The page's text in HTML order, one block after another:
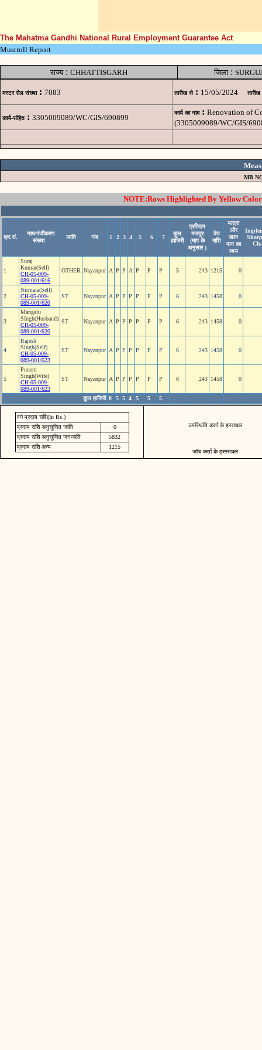
The Mahatma Gandhi National Rural Employment Guarantee Act
Mustroll Report
राज्य: CHHATTISGARH जिला:
मस्टर रोल संख्या : 7083 तारीख से : 15/05/2024 तारीख
कार्य-संहित : 3305009089/WC/GIS/690899
कार्य का नाम : Renovation of
(3305009089/WC/GIS/
MB
NOTE:Rows Highlighted By Yellow
क्र.सं.
नाम/पंजीकरण
संख्या
जाति गांव 1 2 3 4 5 6 7
कुल
हाजिरी
प्रतिदन
मजदूर
(माप के
अनुसार )
देय
राशि
यात्रा
और
खान
पान का
व्यय
1
Suraj
Kumar(Self)
CH-05-009-
089-001/616
OTHER Nayanpur A P P A P P P 5 243 1215 0
2
Nirmala(Self)
CH-05-009-
089-001/620
ST Nayanpur A P P P P P P 6 243 1458 0
3
Mangalu
SIngh(Husband)
CH-05-009-
089-001/620
ST Nayanpur A P P P P P P 6 243 1458 0
4
Rajesh
Singh(Self)
CH-05-009-
089-001/623
ST Nayanpur A P P P P P P 6 243 1458 0
5
Punam
Singh(Wife)
CH-05-009-
089-001/623
ST Nayanpur A P P P P P P 6 243 1458 0
कुल हाजिरी 0 5 5 4 5 5 5
वर्ग प्रदाय राशि(In Rs.)
प्रदाय राशि अनुसूचित जाति
0
प्रदाय राशि अनुसूचित जनजाति
5832
प्रदाय राशि अन्य
1215
उपस्थिति कर्ता के हस्ताक्षर
जॉच कर्ता के ह्रस्ताक्षर